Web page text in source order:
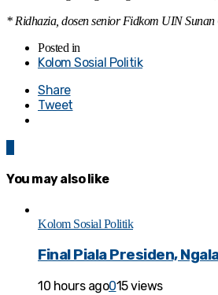
* Ridhazia, dosen senior Fidkom UIN
Posted in
Kolom Sosial Politik
Share
Tweet
You may also like
Kolom Sosial Politik
Final Piala Presiden,
10 hours ago015 views